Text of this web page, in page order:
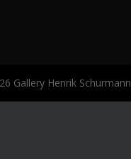
Gallery Henrik Schurmann